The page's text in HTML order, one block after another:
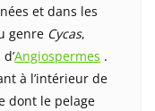
et dans les
genre Cycas,
Angiospermes .
à l’intérieur de
dont le pelage